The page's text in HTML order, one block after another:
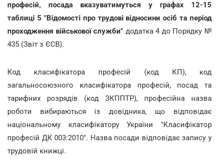
професій, посада вказуватимуться у графах 12-15
таблиці 5 "Відомості про трудові відносини осіб та період
проходження військової служби" додатка 4 до Порядку №
435 (Звіт з ЄСВ).
Код класифікатора професій (код КП), код
загальносоюзного класифікатора професій, посад та
тарифних розрядів (код ЗКППТР), професійна назва
роботи вибираються із довідника, що відповідає
національному класифікатору України "Класифікатор
професій ДК 003:2010". Назва посади відповідає запису у
трудовій книжці.